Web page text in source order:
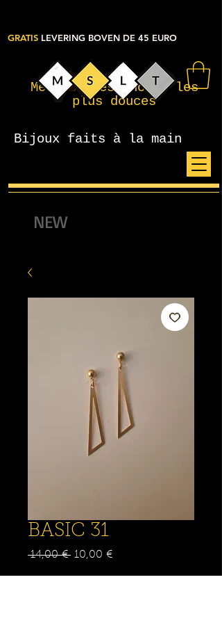
Mes petites choses les
plus douces
Bijoux faits à la main
GRATIS LEVERING BOVEN DE 45 EURO
NEW
BASIC 31
14,00 € Prix
10,00 €Prix